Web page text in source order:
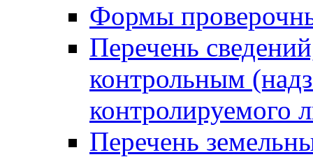
Формы
Перечень
контрольным
контролируемого
Перечень